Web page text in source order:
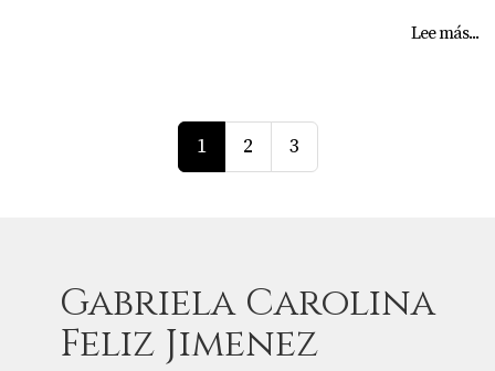
Lee más...
1 2 3
Gabriela Carolina
Feliz Jimenez